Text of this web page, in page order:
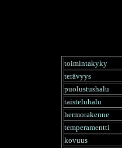
toimintakyky
terävyys
puolustushalu
taisteluhalu
hermorakenne
temperamentti
kovuus